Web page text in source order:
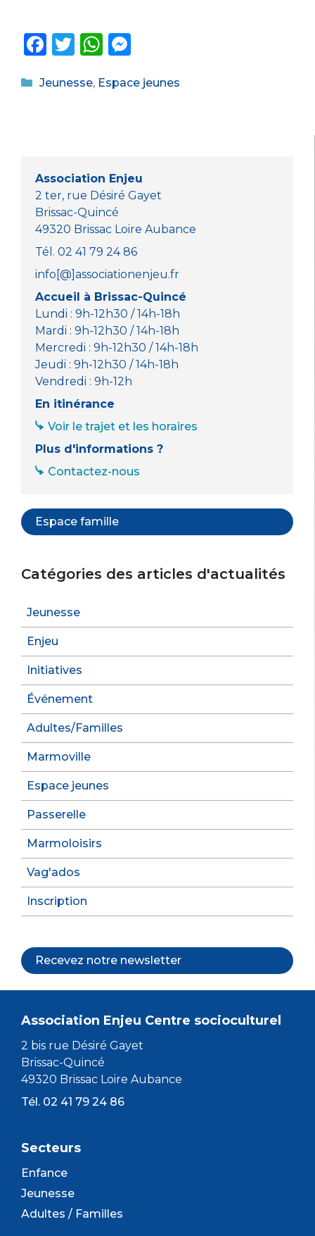
F
c
o
k
T
it
W
a
p
ss
er
Catégories
Jeunesse, Espace jeunes
Association Enjeu
2 ter, rue Désiré Gayet
Brissac-Quincé
49320 Brissac Loire Aubance
Tél. 02 41 79 24 86
info[@]associationenjeu.fr
Accueil à Brissac-Quincé
Lundi : 9h-12h30 / 14h-18h
Mardi : 9h-12h30 / 14h-18h
Mercredi : 9h-12h30 / 14h-18h
Jeudi : 9h-12h30 / 14h-18h
Vendredi : 9h-12h
En itinérance
Voir le trajet et les horaires
Plus d'informations ?
Contactez-nous
Espace famille
Catégories des articles d'actualités
Jeunesse
Enjeu
Initiatives
Événement
Adultes/Familles
Marmoville
Espace jeunes
Passerelle
Marmoloisirs
Vag'ados
Inscription
Recevez notre newsletter
Association Enjeu Centre socioculturel
2 bis rue Désiré Gayet
Brissac-Quincé
49320 Brissac Loire Aubance
Tél. 02 41 79 24 86
Secteurs
Enfance
Jeunesse
Adultes / Familles